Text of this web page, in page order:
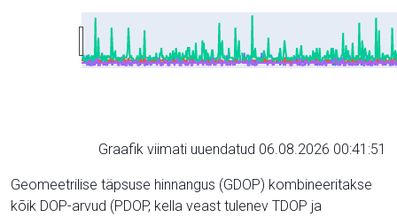
Graafik viimati uuendatud 06.08.2026 00:41:51
Geomeetrilise täpsuse hinnangus (GDOP) kombineeritakse
kõik DOP-arvud (PDOP, kella veast tulenev TDOP ja